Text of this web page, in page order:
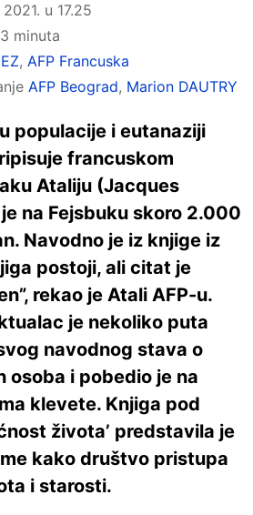
u 17.25
minuta
, AFP Francuska
AFP Beograd, Marion DAUTRY
populacije i eutanaziji
francuskom
Ataliju (Jacques
na Fejsbuku skoro 2.000
Navodno je iz knjige iz
postoji, ali citat je
rekao je Atali AFP-u.
je nekoliko puta
navodnog stava o
osoba i pobedio je na
klevete. Knjiga pod
života’ predstavila je
kako društvo pristupa
i starosti.